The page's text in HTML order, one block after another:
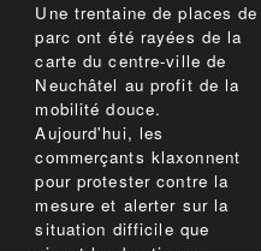
Une trentaine de places de
parc ont été rayées de la
carte du centre-ville de
Neuchâtel au profit de la
mobilité douce.
Aujourd'hui, les
commerçants klaxonnent
pour protester contre la
mesure et alerter sur la
situation difficile que